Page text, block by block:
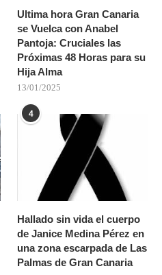
Ultima hora Gran Canaria
se Vuelca con Anabel
Pantoja: Cruciales las
Próximas 48 Horas para su
Hija Alma
13/01/2025
4
Hallado sin vida el cuerpo
de Janice Medina Pérez en
una zona escarpada de Las
Palmas de Gran Canaria